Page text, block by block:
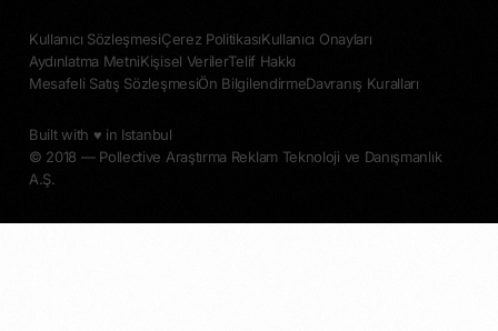
Built with ♥︎ in Istanbul
© 2018 — Pollective Araştırma Reklam Teknoloji ve Danışmanlık
A.Ş.
Kullanıcı SözleşmesiÇerez PolitikasıKullanıcı Onayları
Aydınlatma MetniKişisel VerilerTelif Hakkı
Mesafeli Satış SözleşmesiÖn BilgilendirmeDavranış Kuralları